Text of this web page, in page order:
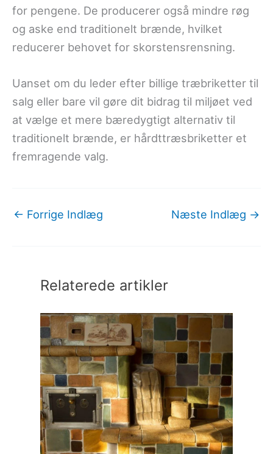
for pengene. De producerer også mindre røg
og aske end traditionelt brænde, hvilket
reducerer behovet for skorstensrensning.
Uanset om du leder efter billige træbriketter til
salg eller bare vil gøre dit bidrag til miljøet ved
at vælge et mere bæredygtigt alternativ til
traditionelt brænde, er hårdttræsbriketter et
fremragende valg.
← Forrige Indlæg Næste Indlæg →
Relaterede artikler